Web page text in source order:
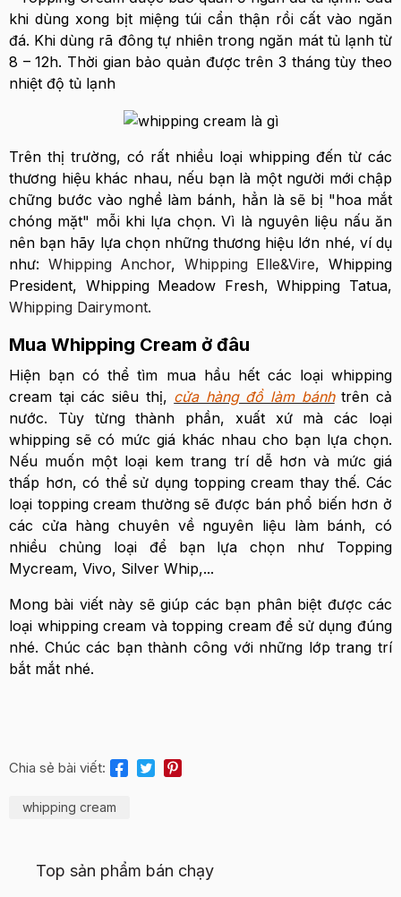
khi dùng xong bịt miệng túi cẩn thận rồi cất vào ngăn
đá. Khi dùng rã đông tự nhiên trong ngăn mát tủ lạnh từ
8 – 12h. Thời gian bảo quản được trên 3 tháng tùy theo
nhiệt độ tủ lạnh
Trên thị trường, có rất nhiều loại whipping đến từ các
thương hiệu khác nhau, nếu bạn là một người mới chập
chững bước vào nghề làm bánh, hẳn là sẽ bị "hoa mắt
chóng mặt" mỗi khi lựa chọn. Vì là nguyên liệu nấu ăn
nên bạn hãy lựa chọn những thương hiệu lớn nhé, ví dụ
như: Whipping Anchor, Whipping Elle&Vire, Whipping
President, Whipping Meadow Fresh, Whipping Tatua,
Whipping Dairymont.
Mua Whipping Cream ở đâu
Hiện bạn có thể tìm mua hầu hết các loại whipping
cream tại các siêu thị, cửa hàng đồ làm bánhtrên cả
nước. Tùy từng thành phần, xuất xứ mà các loại
whipping sẽ có mức giá khác nhau cho bạn lựa chọn.
Nếu muốn một loại kem trang trí dễ hơn và mức giá
thấp hơn, có thể sử dụng topping cream thay thế. Các
loại topping cream thường sẽ được bán phổ biến hơn ở
các cửa hàng chuyên về nguyên liệu làm bánh, có
nhiều chủng loại để bạn lựa chọn như Topping
Mycream, Vivo, Silver Whip,...
Mong bài viết này sẽ giúp các bạn phân biệt được các
loại whipping cream và topping cream để sử dụng đúng
nhé. Chúc các bạn thành công với những lớp trang trí
bắt mắt nhé.
Chia sẻ bài viết:
whipping cream
Top sản phẩm bán chạy